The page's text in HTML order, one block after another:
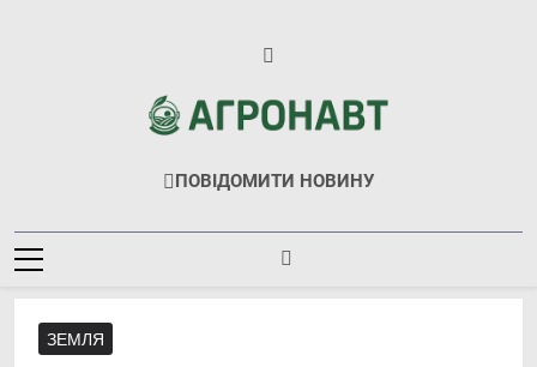
Агронавт
Новини Українського Агробізнесу
ПОВІДОМИТИ НОВИНУ
ЗЕМЛЯ